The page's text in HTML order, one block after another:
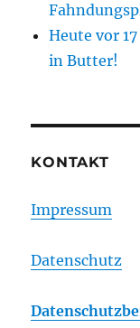
Heute vor
in Butter!
KONTAKT
Impressum
Datenschutz